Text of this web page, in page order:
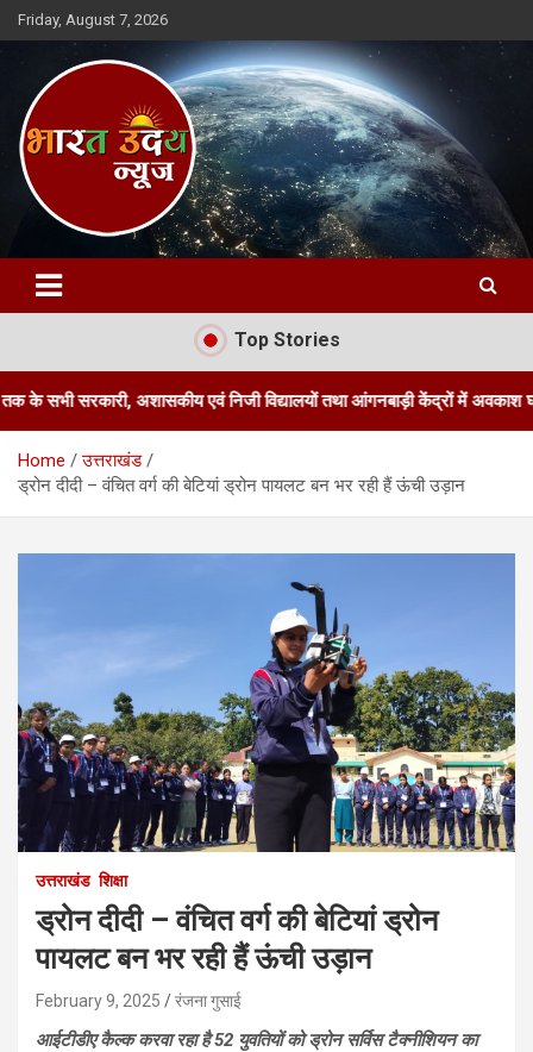
Skip
to
Friday, August 7, 2026
Bharat Uday News
Top Stories
अशासकीय एवं निजी विद्यालयों तथा आंगनबाड़ी केंद्रों में अवकाश घोषित किया
Home
उत्तराखंड
ड्रोन दीदी – वंचित वर्ग की बेटियां ड्रोन पायलट बन भर रही हैं ऊंची उड़ान
उत्तराखंड शिक्षा
ड्रोन दीदी – वंचित वर्ग की बेटियां ड्रोन
पायलट बन भर रही हैं ऊंची उड़ान
February 9, 2025 रंजना गुसाई
आईटीडीए कैल्क करवा रहा है 52 युवतियों को ड्रोन सर्विस टैक्नीशियन का